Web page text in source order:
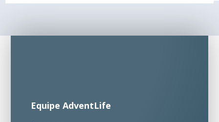
Equipe AdventLife